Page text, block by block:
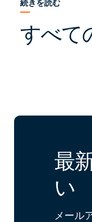
続きを読む
すべて
最
い
メール